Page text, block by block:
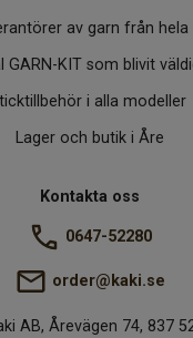
av garn från hela
GARN-KIT som blivit
i alla modeller
Lager och butik i Åre
Kontakta oss
0647-52280
order@kaki.se
AB, Årevägen 74, 837